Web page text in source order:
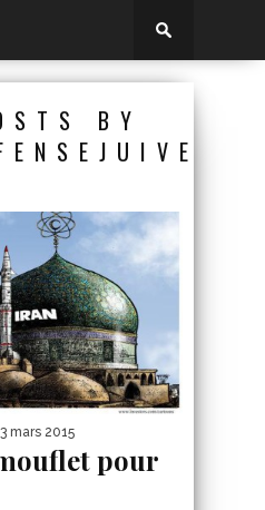
BY
mars 2015
pour